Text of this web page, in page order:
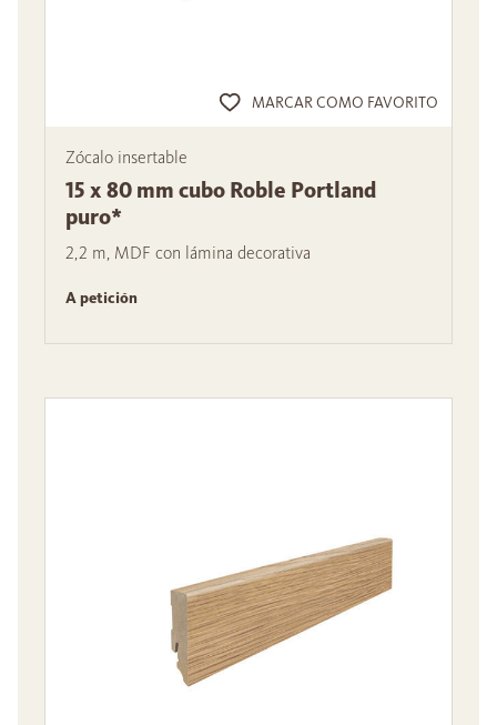
MARCAR COMO FAVORITO
Zócalo insertable
15 x 80 mm cubo Roble Portland
puro*
2,2 m, MDF con lámina decorativa
A petición